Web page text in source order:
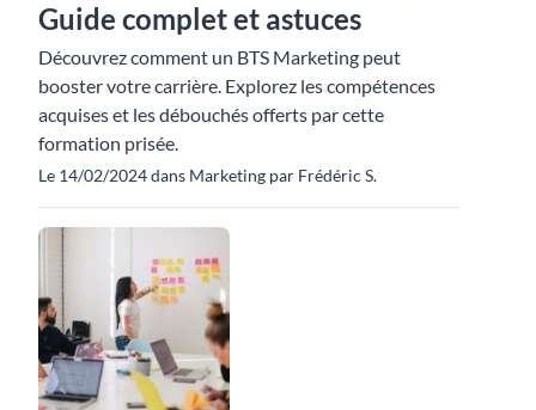
Guide complet et astuces
Découvrez comment un BTS Marketing peut
booster votre carrière. Explorez les compétences
acquises et les débouchés offerts par cette
formation prisée.
Le 14/02/2024 dans Marketing par Frédéric S.